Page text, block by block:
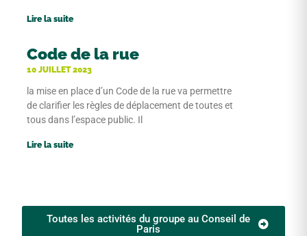
Lire la suite
Code de la rue
10 JUILLET 2023
la mise en place d’un Code de la rue va permettre
de clarifier les règles de déplacement de toutes et
tous dans l’espace public. Il
Lire la suite
Toutes les activités du groupe au Conseil de
Paris